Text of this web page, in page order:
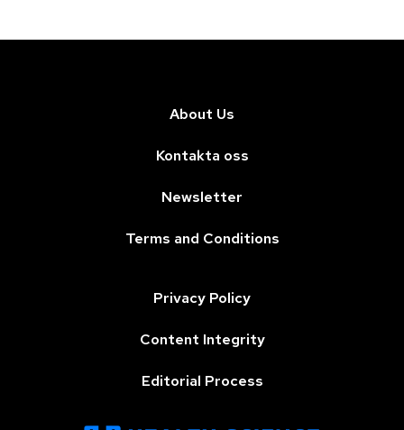
About Us
Kontakta oss
Newsletter
Terms and Conditions
Privacy Policy
Content Integrity
Editorial Process